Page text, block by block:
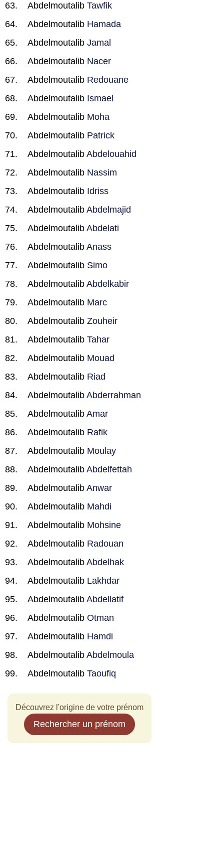
Abdelmoutalib Tawfik
Abdelmoutalib Hamada
Abdelmoutalib Jamal
Abdelmoutalib Nacer
Abdelmoutalib Redouane
Abdelmoutalib Ismael
Abdelmoutalib Moha
Abdelmoutalib Patrick
Abdelmoutalib Abdelouahid
Abdelmoutalib Nassim
Abdelmoutalib Idriss
Abdelmoutalib Abdelmajid
Abdelmoutalib Abdelati
Abdelmoutalib Anass
Abdelmoutalib Simo
Abdelmoutalib Abdelkabir
Abdelmoutalib Marc
Abdelmoutalib Zouheir
Abdelmoutalib Tahar
Abdelmoutalib Mouad
Abdelmoutalib Riad
Abdelmoutalib Abderrahman
Abdelmoutalib Amar
Abdelmoutalib Rafik
Abdelmoutalib Moulay
Abdelmoutalib Abdelfettah
Abdelmoutalib Anwar
Abdelmoutalib Mahdi
Abdelmoutalib Mohsine
Abdelmoutalib Radouan
Abdelmoutalib Abdelhak
Abdelmoutalib Lakhdar
Abdelmoutalib Abdellatif
Abdelmoutalib Otman
Abdelmoutalib Hamdi
Abdelmoutalib Abdelmoula
Abdelmoutalib Taoufiq
Découvrez l'origine de votre prénom
Rechercher un prénom